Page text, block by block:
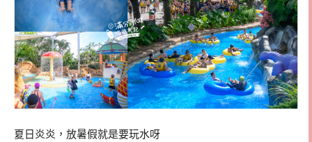
夏日炎炎，放暑假就是要玩水呀